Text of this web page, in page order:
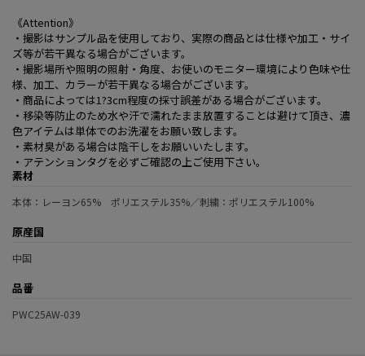
《Attention》
・撮影はサンプル品を使用しており、実際の商品とは仕様や加工・サイ
ズ等が若干異なる場合がございます。
・撮影場所や照明の照射・角度、お使いのモニター環境により色味や仕
様、加工、カラーが若干異なる場合がございます。
・商品によっては1?3cm程度の採寸誤差がある場合がございます。
・移染等防止のため水や汗で濡れたまま放置することは避けて頂き、濃
色アイテムは単体でのお洗濯をお願い致します。
・素材臭がある場合は陰干しをお願いいたします。
・アテンションタグを必ずご確認の上ご使用下さい。
素材
本体：レーヨン65% ポリエステル35%／刺繍：ポリエステル100%
原産国
中国
品番
PWC25AW-039